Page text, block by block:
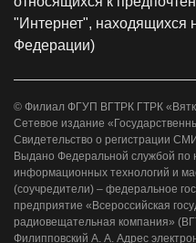
"Интернет", находящихся
Федерации)
© Филиал ФГУП ВГТРК ГТРК
Сетевое издание
Свидетельство о регистрации
Выдано Федеральной службой по
информационных технологий и
(соучредители) – федеральное
предприятие «Всероссийская
радиовещательная компания»
Филипповский А. А. Адрес